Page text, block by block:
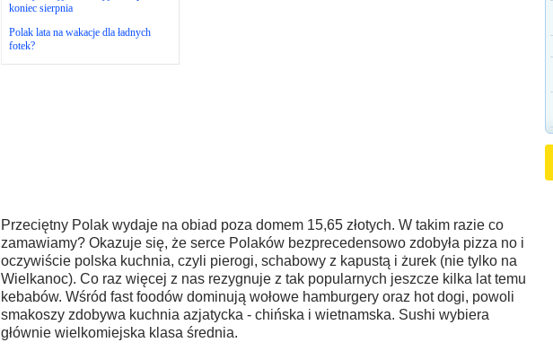
koniec sierpnia
Polak lata na wakacje dla ładnych
fotek?
Przeciętny Polak wydaje na obiad poza domem 15,65 złotych. W takim razie co
zamawiamy? Okazuje się, że serce Polaków bezprecedensowo zdobyła pizza no i
oczywiście polska kuchnia, czyli pierogi, schabowy z kapustą i żurek (nie tylko na
Wielkanoc). Co raz więcej z nas rezygnuje z tak popularnych jeszcze kilka lat temu
kebabów. Wśród fast foodów dominują wołowe hamburgery oraz hot dogi, powoli
smakoszy zdobywa kuchnia azjatycka - chińska i wietnamska. Sushi wybiera
głównie wielkomiejska klasa średnia.